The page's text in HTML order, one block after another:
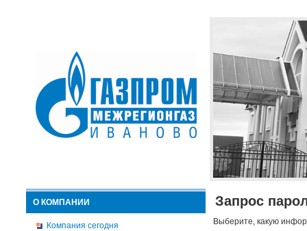
О КОМПАНИИ
Компания сегодня
Запрос
Выберите, какую